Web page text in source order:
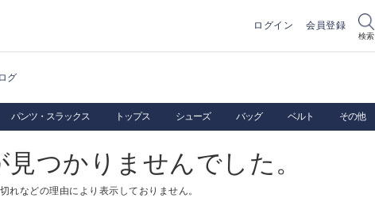
ログイン 会員登録
検索
グ
パンツ・スラックス トップス シューズ バッグ ベルト その他
つかりませんでした。
れなどの理由により表示しておりません。